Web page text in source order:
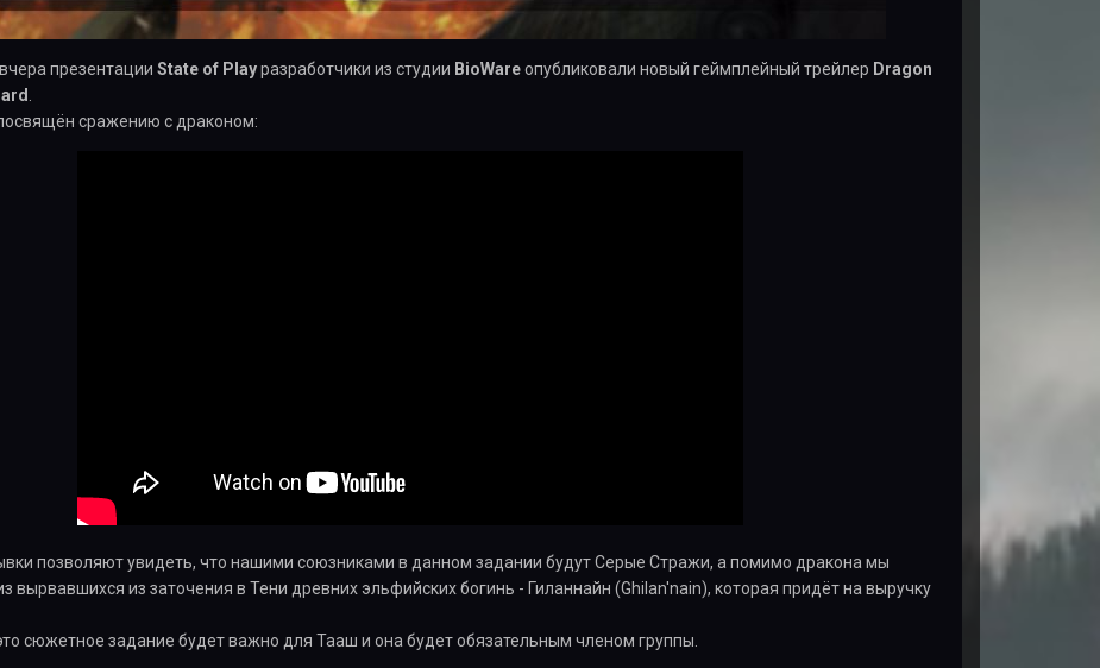
презентации State of Playразработчики из студии BioWareопубликовали новый геймплейный трейлер Dragon
сражению с драконом:
позволяют увидеть, что нашими союзниками в данном задании будут Серые Стражи, а помимо дракона мы
вырвавшихся из заточения в Тени древних эльфийских богинь - Гиланнайн (Ghilan'nain), которая придёт на выручку
сюжетное задание будет важно для Тааш и она будет обязательным членом группы.